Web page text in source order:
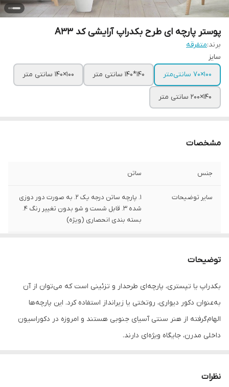
پوستر پارچه ای طرح بکدراپ آرایشی کد A33
برند:متفرقه
سایز
100×70 سانتی‌متر
140*140 سانتی متر 100×140 سانتی متر
140×200 سانتی متر
مشخصات
جنس ساتن
سایر توضیحات
1. پارچه ساتن درجه یک 2. به صورت دور دوزی
شده 3. قابل شست و شو بدون تغییر رنگ 4.
بسته بندی انحصاری (ویژه)
توضیحات
بکدراپ یا تپستری، پارچه‌ای طرحدار و تزئینی است که می‌توان از آن
به‌عنوان دکور دیواری، روتختی یا زیرانداز استفاده کرد. این پارچه‌ها
الهام‌گرفته از هنر سنتی آسیای جنوبی هستند و امروزه در دکوراسیون
داخلی مدرن، جایگاه ویژه‌ای دارند.
شست‌وشو در ماشین لباسشویی هستند، بدون نگرانی از افت کیفیت یا
نظرات